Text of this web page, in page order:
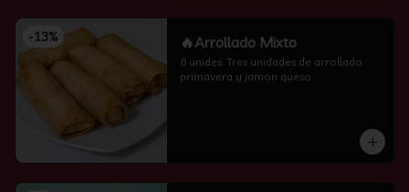
-13% 🔥Arrollado Mixto
6 unides. Tres unidades de arrollado
primavera y jamon queso.